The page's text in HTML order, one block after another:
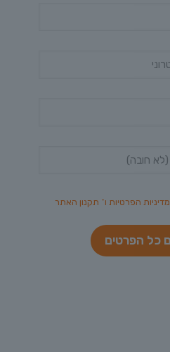
מדיניות הפרטיות ו־ תקנון האתר